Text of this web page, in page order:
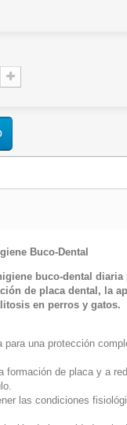
Buco-Dental
buco-dental diaria
de placa dental, la
en perros y gatos.
para una protección
formación de placa y a
las condiciones